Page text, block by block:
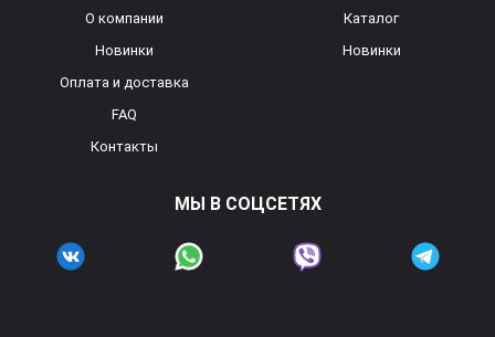
О компании
Новинки
Оплата и доставка
FAQ
Контакты
Каталог
Новинки
МЫ В СОЦСЕТЯХ